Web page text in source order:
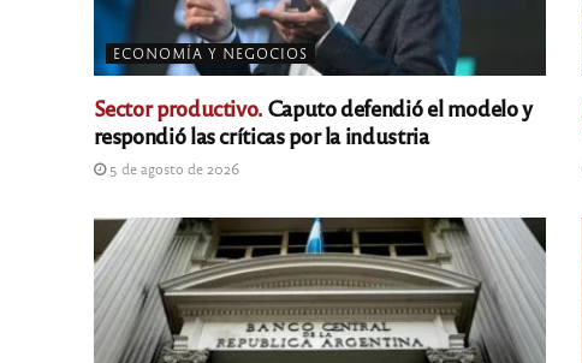
ECONOMÍA Y NEGOCIOS
Sector productivo. Caputo defendió el modelo y
respondió las críticas por la industria
5 de agosto de 2026